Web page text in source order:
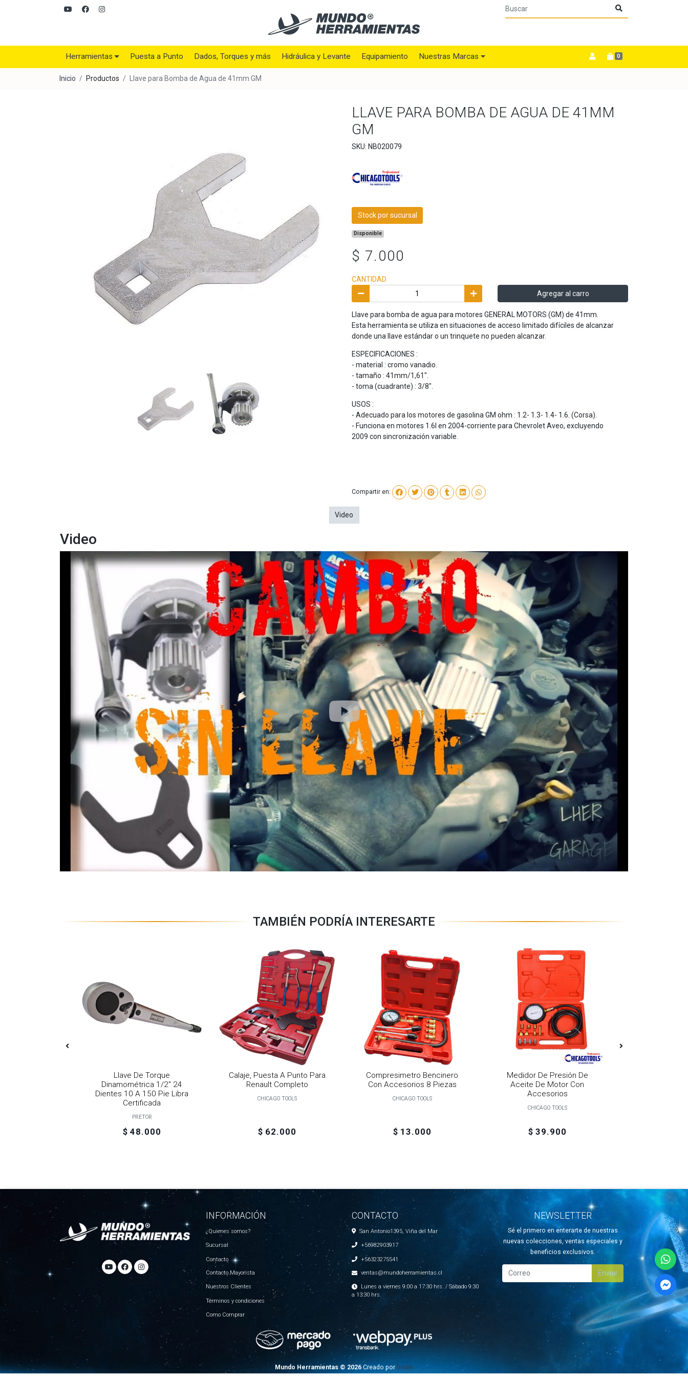
Herramientas Puesta a Punto Dados, Torques y más Hidráulica y Levante Equipamiento Nuestras Marcas 0
Inicio Productos Llave para Bomba de Agua de 41mm GM
LLAVE PARA BOMBA DE AGUA DE 41MM
GM
SKU: NB020079
Stock por sucursal
Disponible
$ 7.000
CANTIDAD
Agregar al carro
Llave para bomba de agua para motores GENERAL MOTORS (GM) de 41mm.
Esta herramienta se utiliza en situaciones de acceso limitado difíciles de alcanzar
donde una llave estándar o un trinquete no pueden alcanzar.
ESPECIFICACIONES :
- material : cromo vanadio.
- tamaño : 41mm/1,61".
- toma (cuadrante) : 3/8".
USOS :
- Adecuado para los motores de gasolina GM ohm : 1.2- 1.3- 1.4- 1.6. (Corsa).
- Funciona en motores 1.6l en 2004-corriente para Chevrolet Aveo, excluyendo
2009 con sincronización variable.
Compartir en:
Video
Video
TAMBIÉN PODRÍA INTERESARTE
Llave De Torque
Dinamométrica 1/2" 24
Dientes 10 A 150 Pie Libra
Certificada
PRETOR
$ 48.000
Calaje, Puesta A Punto Para
Renault Completo
CHICAGO TOOLS
$ 62.000
Compresimetro Bencinero
Con Accesorios 8 Piezas
CHICAGO TOOLS
$ 13.000
Medidor De Presión De
Aceite De Motor Con
Accesorios
CHICAGO TOOLS
$ 39.900
INFORMACIÓN
¿Quienes somos?
Sucursal
Contacto
Contacto Mayorista
Nuestros Clientes
Términos y condiciones
Como Comprar
CONTACTO
San Antonio1395, Viña del Mar
+56982903917
+56323275541
ventas@mundoherramientas.cl
Lunes a viernes 9:00 a 17:30 hrs. / Sábado 9:30
a 13:30 hrs.
NEWSLETTER
Sé el primero en enterarte de nuestras
nuevas colecciones, ventas especiales y
beneficios exclusivos.
Enviar
Mundo Herramientas © 2026 Creado por Bsale